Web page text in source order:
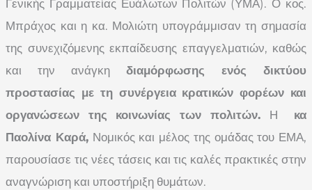
Γενικής Γραμματείας Ευάλωτων Πολιτών (ΥΜΑ). Ο κος.
Μπράχος και η κα. Μολιώτη υπογράμμισαν τη σημασία
της συνεχιζόμενης εκπαίδευσης επαγγελματιών, καθώς
και την ανάγκη διαμόρφωσης ενός δικτύου
προστασίας με τη συνέργεια κρατικών φορέων και
οργανώσεων της κοινωνίας των πολιτών. Η κα
Παολίνα Καρά,Νομικός και μέλος της ομάδας του ΕΜΑ,
παρουσίασε τις νέες τάσεις και τις καλές πρακτικές στην
αναγνώριση και υποστήριξη θυμάτων.